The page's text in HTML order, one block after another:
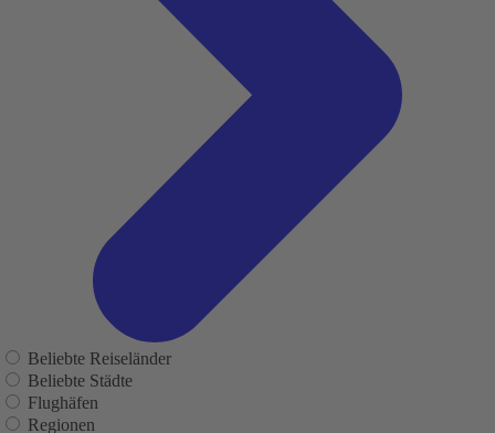
Beliebte Reiseländer
Beliebte Städte
Flughäfen
Regionen